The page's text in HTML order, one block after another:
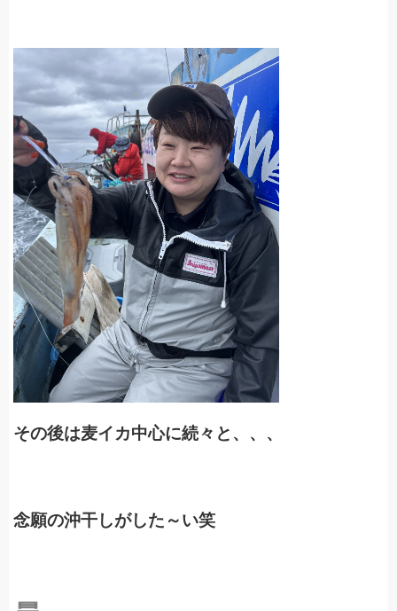
その後は麦イカ中心に続々と、、、
念願の沖干しがした～い笑